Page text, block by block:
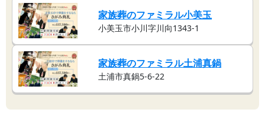
家族葬のファミラル小美玉
小美玉市小川字川向1343-1
家族葬のファミラル土浦真鍋
土浦市真鍋5-6-22